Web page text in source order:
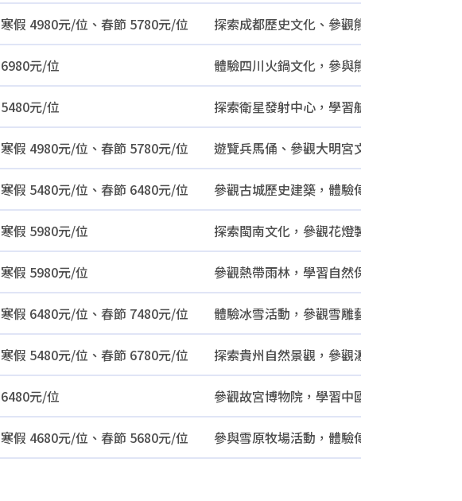
寒假 4980元/位、春節 5780元/位 探索成都歷史文化、參觀熊貓基地、學習
6980元/位 體驗四川火鍋文化，參與熊貓義工活動，
5480元/位 探索衛星發射中心，學習航天知識，參觀
寒假 4980元/位、春節 5780元/位 遊覽兵馬俑、參觀大明宮文化遺址，學習
寒假 5480元/位、春節 6480元/位 參觀古城歷史建築，體驗傳統手工藝，參
寒假 5980元/位 探索閩南文化，參觀花燈製作工坊，學習
寒假 5980元/位 參觀熱帶雨林，學習自然保育知識，與動
寒假 6480元/位、春節 7480元/位 體驗冰雪活動，參觀雪雕藝術，學習滑雪
寒假 5480元/位、春節 6780元/位 探索貴州自然景觀，參觀瀑布與溶洞，參
6480元/位 參觀故宮博物院，學習中國歷史文化，體
寒假 4680元/位、春節 5680元/位 參與雪原牧場活動，體驗傳統蒙古文化，